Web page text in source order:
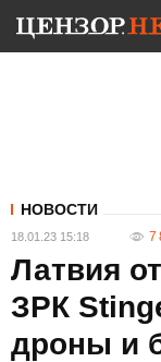
НОВОСТИ
18.01.23 15:18 7
Латвия
ЗРК
дроны и